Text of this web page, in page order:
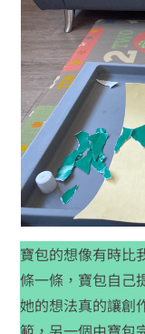
寶包的想像有時比
條一條，寶包自己
她的想法真的讓創